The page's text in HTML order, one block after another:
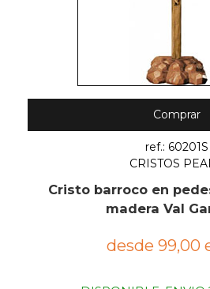
Comprar
ref.: 60201S
CRISTOS
Cristo barroco en
madera Val
desde 99,00